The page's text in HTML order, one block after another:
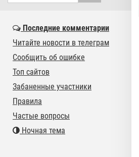
Последние комментарии
Читайте новости в телеграм
Сообщить об ошибке
Топ сайтов
Забаненные участники
Правила
Частые вопросы
Ночная тема